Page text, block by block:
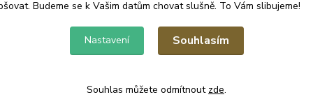
Budeme se k Vašim datům chovat slušně. To Vám slibujeme!
Nastavení Souhlasím
Souhlas můžete odmítnout zde.